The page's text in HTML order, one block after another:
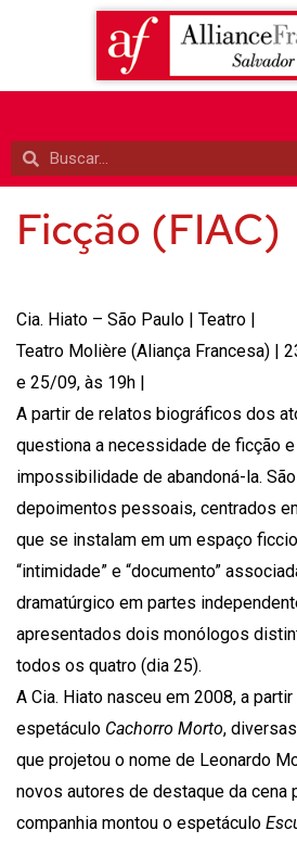
Ficção (FIAC)
Cia. Hiato – São Paulo | Teatro |
Teatro Molière (Aliança Francesa) |
e 25/09, às 19h |
A partir de relatos biográficos dos
questiona a necessidade de ficção
impossibilidade de abandoná-la.
depoimentos pessoais, centrados
que se instalam em um espaço
“intimidade” e “documento”
dramatúrgico em partes
apresentados dois monólogos
todos os quatro (dia 25).
A Cia. Hiato nasceu em 2008, a
espetáculo Cachorro Morto,
que projetou o nome de Leonardo
novos autores de destaque da cena
companhia montou o espetáculo